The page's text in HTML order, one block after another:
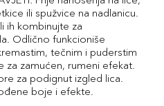
ili spužvice na nadlanicu.
ih kombinujte za
Odlično funkcioniše
tečnim i puderstim
za zamućen, rumeni efekat.
za podignut izgled lica.
boje i efekte.